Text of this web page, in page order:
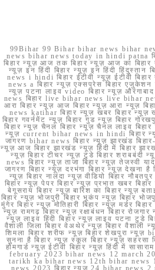
99Bihar 99 Bihar bihar news bihar
news bihar news today in hindi patna
बिहार न्यूज़ आज तक बिहार न्यूज़ आज का
न्यूज़ इन हिंदी बिहार न्यूज़ इन हिंदी
news i hindi बिहार ईटीवी न्यूज़ ईटीवी
news a बिहार न्यूज़ एक्सप्रेस बिहार एजुकेशन
न्यूज़ पटना लाइव video बिहार न्यूज़
news बिहार live bihar news live bihar
आरा बिहार न्यूज़ आज बिहार न्यूज़ आरा न्यूज़
news katihar बिहार न्यूज़ खबर बिहार न्यूज़
बिहार गवर्नमेंट न्यूज़ बिहार गुड न्यूज़ बिहार
बिहार न्यूज़ चैनल बिहार न्यूज़ चैनल लाइव बिहार
न्यूज़ current bihar news in hindi बिहार न्यूज़
जागरण bihar news बिहार न्यूज़ झारखंड
न्यूज़ आज बिहार झारखंड न्यूज़ हिंदी में बिहार
न्यूज़ बिहार टीचर न्यूज़ टुडे बिहार
news बिहार न्यूज़ ताजा बिहार न्यूज़ तेजस्वी
जागरण बिहार न्यूज़ दरभंगा बिहार न्यूज़ देखना है
न्यूज़ बिहार नालंदा न्यूज़ वीडियो बिहार
बिहार न्यूज़ पेपर बिहार न्यूज़ प्रभात खबर
बेगूसराय बिहार न्यूज़ बारिश का बिहार न्यूज़
बिहार न्यूज़ भोजपुरी बिहार भूकंप न्यूज़ बिहार
मुंगेर बिहार न्यूज़ मोतिहारी बिहार न्यूज़ मर्डर
न्यूज़ रामगढ़ बिहार न्यूज़ रक्षाबंधन बिहार
न्यूज़ लाइव हिंदी बिहार न्यूज़ लाइव पटना टुडे
वैशाली जिला बिहार वेअथेर न्यूज़ बिहार वैशाली
शिमला बिहार शरीफ न्यूज़ बिहार शेखपुरा न्यूज़
सुनना है बिहार न्यूज़ स्कूल बिहार न्यूज़ सहरसा
होमगार्ड न्यूज़ ईटीवी बिहार न्यूज़ हिंदी में
february 2023 bihar news 12 march
tarikh ka bihar news 12th bihar news
news 2023 बिहार न्यूज़ 24 bihar news